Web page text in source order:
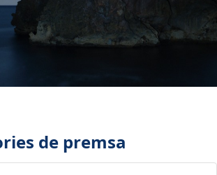
de premsa